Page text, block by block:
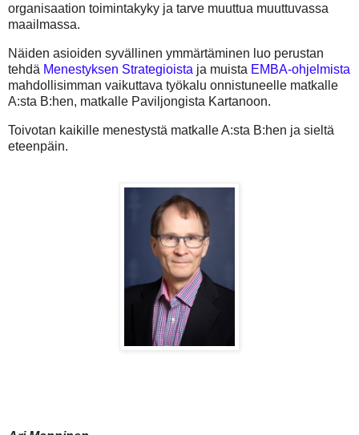
organisaation toimintakyky ja tarve muuttua muuttuvassa
maailmassa.
Näiden asioiden syvällinen ymmärtäminen luo perustan
tehdä Menestyksen Strategioista ja muista EMBA-ohjelmista
mahdollisimman vaikuttava työkalu onnistuneelle matkalle
A:sta B:hen, matkalle Paviljongista Kartanoon.
Toivotan kaikille menestystä matkalle A:sta B:hen ja sieltä
eteenpäin.